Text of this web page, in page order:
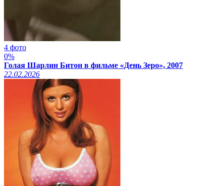
4 фото
0%
Голая Шарлин Битон в фильме «День Зеро», 2007
22.02.2026